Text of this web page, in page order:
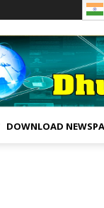
DOWNLOAD